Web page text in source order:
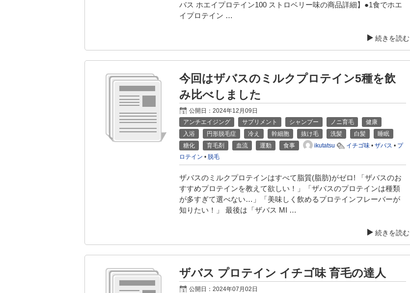
バス ホエイプロテイン100 ストロベリー味の商品詳細】●1食でホエ
イプロテイン …
続きを読む
今回はザバスのミルクプロテイン5種を飲
み比べしました
公開日：2024年12月09日
アンチエイジング
サプリメント シャンプー ノニ育毛
健康
入浴
円形脱毛症 冷え 幹細胞 抜け毛 洗髪 白髪
睡眠
糖化
育毛剤 血流 運動 食事 ikutatsu イチゴ味 •ザバス • プ
ロテイン • 脱毛
ザバスのミルクプロテインはすべて脂質(脂肪)がゼロ! 「ザバスのお
すすめプロテインを教えて欲しい！」「ザバスのプロテインは種類
が多すぎて選べない…」「美味しく飲めるプロテインフレーバーが
知りたい！」 最後は「ザバス MI …
続きを読む
ザバス プロテイン イチゴ味 育毛の達人
公開日：2024年07月02日